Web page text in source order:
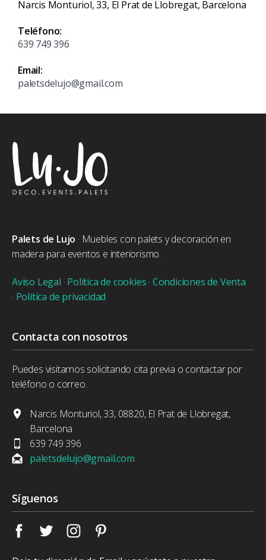
Narcis Monturiol, 33, El Prat de Llobregat, Barcelona
Teléfono:
639 749 396
Email:
paletsdelujo@gmail.com
Palets de Lujo · Muebles con palets y decoración en
madera para eventos e interiorismo.
Aviso Legal · Política de cookies · Condiciones de Venta
· Política de privacidad
Contacta con nosotros
Puedes visitarnos solicitando cita previa o contactar por
teléfono o correo.
Narcis Monturiol, 33, 08820, El Prat de Llobregat,
Barcelona
639 749 396
paletsdelujo@gmail.com
Síguenos